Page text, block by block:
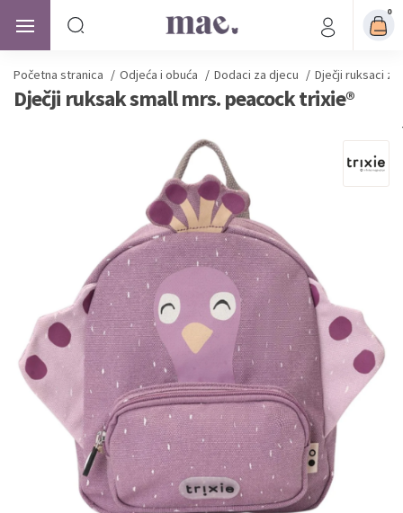
0
Početna stranica / Odjeća i obuća / Dodaci za djecu / Dječji ruksaci
Dječji ruksak small mrs. peacock trixie®